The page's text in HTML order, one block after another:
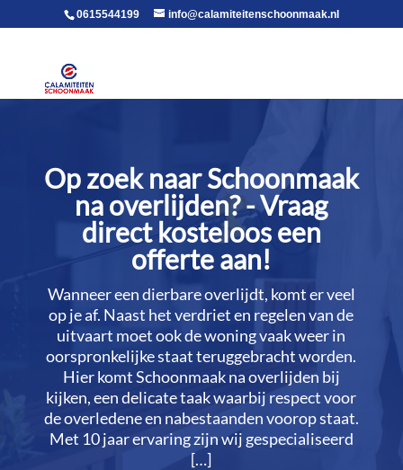
voor in de body0615544199 info@calamiteitenschoonmaak.nl
Op zoek naar Schoonmaak
na overlijden? - Vraag
direct kosteloos een
offerte aan!
Wanneer een dierbare overlijdt, komt er veel
op je af.​ Naast het verdriet en regelen van de
uitvaart moet ook de woning vaak weer in
oorspronkelijke staat teruggebracht worden.​
Hier komt Schoonmaak na overlijden bij
kijken, een delicate taak waarbij respect voor
de overledene en nabestaanden voorop staat.​
Met 10 jaar ervaring zijn wij gespecialiseerd
[…]